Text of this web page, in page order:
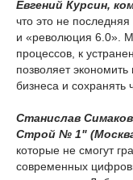
Евгений Курсин,
что это не
и «революция 6.0».
процессов, к
позволяет экономить
бизнеса и сохранять
Станислав
Строй № 1"
которые не смогут
современных